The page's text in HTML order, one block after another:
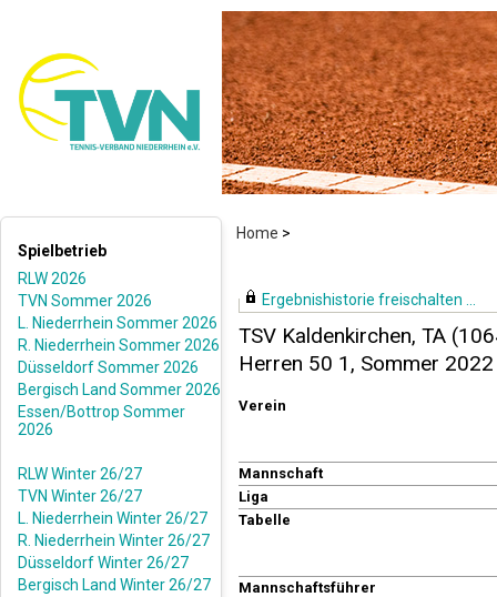
Home >
Spielbetrieb
RLW 2026
TVN Sommer 2026
L. Niederrhein Sommer 2026
R. Niederrhein Sommer 2026
Düsseldorf Sommer 2026
Bergisch Land Sommer 2026
Essen/Bottrop Sommer
2026
RLW Winter 26/27
TVN Winter 26/27
L. Niederrhein Winter 26/27
R. Niederrhein Winter 26/27
Düsseldorf Winter 26/27
Bergisch Land Winter 26/27
Ergebnishistorie freischalten ...
TSV Kaldenkirchen, TA
Herren 50 1, Sommer 2022
Verein
Mannschaft
Liga
Tabelle
Mannschaftsführer